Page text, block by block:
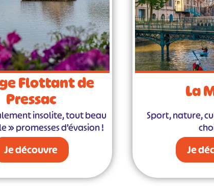
Flottant de
Pressac
insolite, tout beau
» promesses d’évasion !
Je découvre
La
Sport, nature,
Je